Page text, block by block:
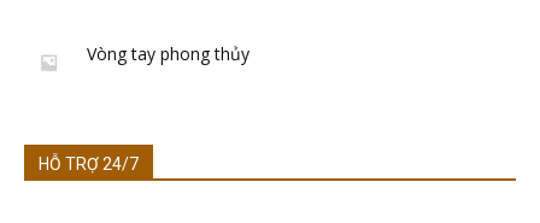
Vòng tay phong thủy
HỖ TRỢ 24/7